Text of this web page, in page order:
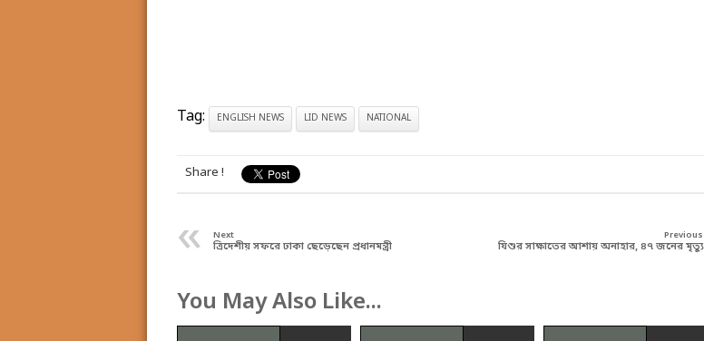
Tag: ENGLISH NEWS LID NEWS NATIONAL
Share !
« Next
ত্রিদেশীয় সফরে ঢাকা ছেড়েছেন প্রধানমন্ত্রী
Previous
যিশুর সাক্ষাতের আশায় অনাহার, ৪৭ জনের মৃত্যু
You May Also Like...